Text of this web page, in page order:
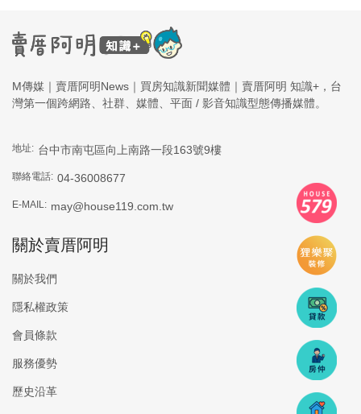
M傳媒｜賣厝阿明News｜買房知識新聞媒體｜賣厝阿明 知識+，台
灣第一個跨網路、社群、媒體、平面 / 影音知識型態傳播媒體。
地址: 台中市南屯區向上南路一段163號9樓
聯絡電話: 04-36008677
E-MAIL: may@house119.com.tw
關於賣厝阿明
關於我們
隱私權政策
會員條款
服務優勢
歷史沿革